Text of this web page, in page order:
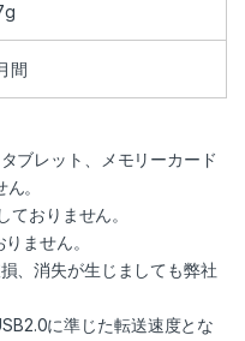
間
ブレット、メモリーカード
。
ておりません。
ません。
、消失が生じましても弊社
に準じた転送速度とな